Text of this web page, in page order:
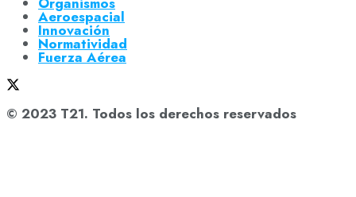
Aeroespacial
Innovación
Normatividad
Fuerza Aérea
© 2023 T21. Todos los derechos reservados